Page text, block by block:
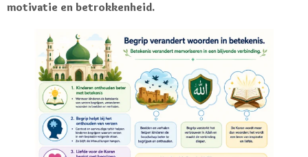
motivatie en betrokkenheid.